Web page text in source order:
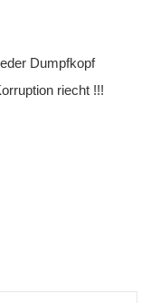
Dumpfkopf
riecht !!!